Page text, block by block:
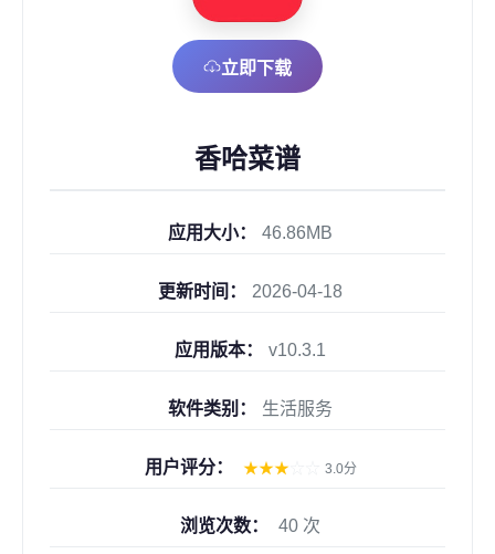
立即下载
香哈菜谱
应用大小： 46.86MB
更新时间： 2026-04-18
应用版本： v10.3.1
软件类别： 生活服务
用户评分： ★★★☆ 3.0分
浏览次数： 40 次